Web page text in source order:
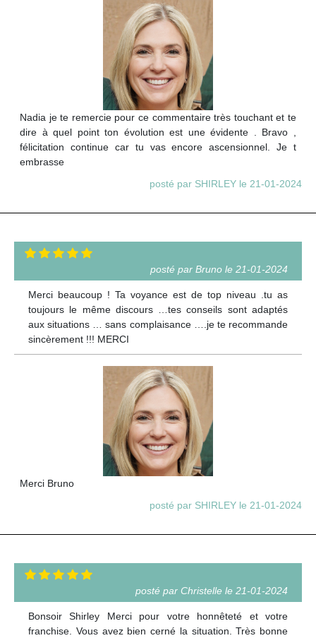
Nadia je te remercie pour ce commentaire très touchant et te
dire à quel point ton évolution est une évidente . Bravo ,
félicitation continue car tu vas encore ascensionnel. Je t
embrasse
posté par SHIRLEY le 21-01-2024
posté par Bruno le 21-01-2024
Merci beaucoup ! Ta voyance est de top niveau .tu as
toujours le même discours …tes conseils sont adaptés
aux situations … sans complaisance ….je te recommande
sincèrement !!! MERCI
Merci Bruno
posté par SHIRLEY le 21-01-2024
posté par Christelle le 21-01-2024
Bonsoir Shirley Merci pour votre honnêteté et votre
franchise. Vous avez bien cerné la situation. Très bonne